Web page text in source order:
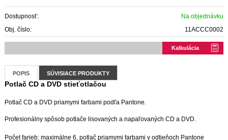
Dostupnosť:
Na objednávku
Obj. číslo:
11ACCC0002
Kalkulácia
POPIS SÚVISIACE PRODUKTY
Potlač CD a DVD stieťotlačou
Potlač CD a DVD priamymi farbami podľa Pantone.
Profesionálny spôsob potlače lisovaných a napaľovaných CD a DVD.
Počet farieb: maximálne 6, potlač priamymi farbami v odtieňoch Pantone